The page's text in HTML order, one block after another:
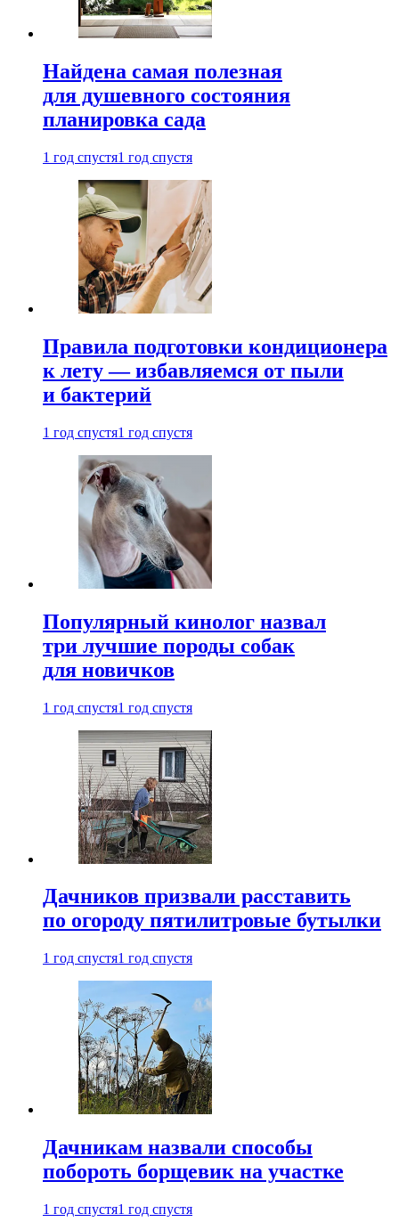
Найдена самая полезная
для душевного состояния
планировка сада
1 год спустя1 год спустя
Правила подготовки кондиционера
к лету — избавляемся от пыли
и бактерий
1 год спустя1 год спустя
Популярный кинолог назвал
три лучшие породы собак
для новичков
1 год спустя1 год спустя
Дачников призвали расставить
по огороду пятилитровые бутылки
1 год спустя1 год спустя
Дачникам назвали способы
побороть борщевик на участке
1 год спустя1 год спустя